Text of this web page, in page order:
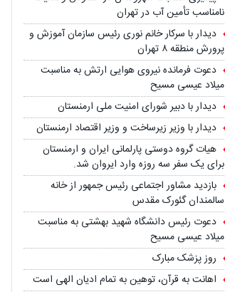
نامناسب تأمین آب در تهران
دیدار با سرکار خانم نوری رئیس سازمان آموزش و
پرورش منطقه ۸ تهران
دعوت فرمانده نیروی هوایی ارتش به مناسبت
میلاد عیسی مسیح
دیدار با دبیر شورای امنیت ملی ارمنستان
دیدار با وزیر زیرساخت و وزیر اقتصاد ارمنستان
هیات گروه دوستی پارلمانی ایران و ارمنستان
برای یک سفر سه روزه وارد ایروان شد.
بازدید مشاور اجتماعی رئیس جمهور از خانه
سالمندان گئورک مقدس
دعوت رئیس دانشگاه شهید بهشتی به مناسبت
میلاد عیسی مسیح
روز پزشک مبارک
اهانت به قرآن، توهین به تمام ادیان الهی است